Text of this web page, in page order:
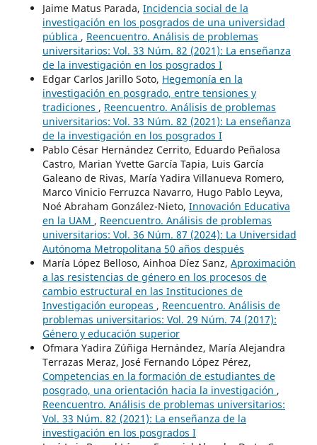
Jaime Matus Parada, Incidencia social de la
investigación en los posgrados de una universidad
pública , Reencuentro. Análisis de problemas
universitarios: Vol. 33 Núm. 82 (2021): La enseñanza
de la investigación en los posgrados I
Edgar Carlos Jarillo Soto, Hegemonía en la
investigación en posgrado, entre tensiones y
tradiciones , Reencuentro. Análisis de problemas
universitarios: Vol. 33 Núm. 82 (2021): La enseñanza
de la investigación en los posgrados I
Pablo César Hernández Cerrito, Eduardo Peñalosa
Castro, Marian Yvette García Tapia, Luis García
Galeano de Rivas, María Yadira Villanueva Romero,
Marco Vinicio Ferruzca Navarro, Hugo Pablo Leyva,
Noé Abraham González-Nieto, Innovación Educativa
en la UAM , Reencuentro. Análisis de problemas
universitarios: Vol. 36 Núm. 87 (2024): La Universidad
Autónoma Metropolitana 50 años después
María López Belloso, Ainhoa Díez Sanz, Aproximación
a las resistencias de género en los procesos de
cambio estructural en las Instituciones de
Investigación europeas , Reencuentro. Análisis de
problemas universitarios: Vol. 29 Núm. 74 (2017):
Género y educación superior
Ofmara Yadira Zúñiga Hernández, María Alejandra
Terrazas Meraz, José Fernando López Pérez,
Competencias en la formación de estudiantes de
posgrado, una orientación hacia la investigación ,
Reencuentro. Análisis de problemas universitarios:
Vol. 33 Núm. 82 (2021): La enseñanza de la
investigación en los posgrados I